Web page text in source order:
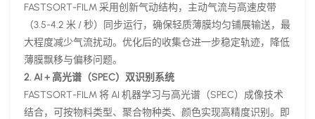
FASTSORT-FILM 采用创新气动结构，主动气流与高速皮带
（3.5-4.2 米 / 秒）同步运行，确保轻质薄膜均匀铺展输送，最
大程度减少气流扰动。优化后的收集仓进一步稳定轨迹，降低
薄膜飘移与偏移问题。
2. AI + 高光谱（SPEC）双识别系统
FASTSORT-FILM 将 AI 机器学习与高光谱（SPEC）成像技术
结合，可按物料类型、聚合物种类、颜色实现高精度识别。即